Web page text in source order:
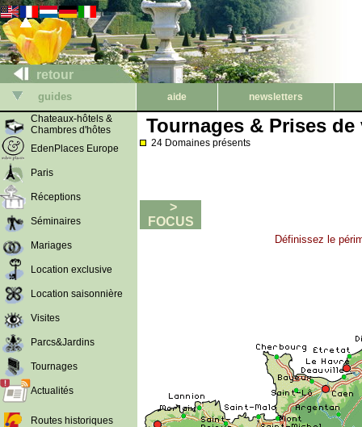
retour
guides aide
newsletters
Chateaux-hôtels &
Chambres d'hôtes
EdenPlaces Europe
Paris
Réceptions
Séminaires
Mariages
Location exclusive
Location saisonnière
Visites
Parcs&Jardins
Tournages
Actualités
Routes historiques
Tournages & Prises de
24 Domaines présents
>
FOCUS
Définissez le